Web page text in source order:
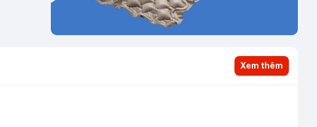
Xem thêm